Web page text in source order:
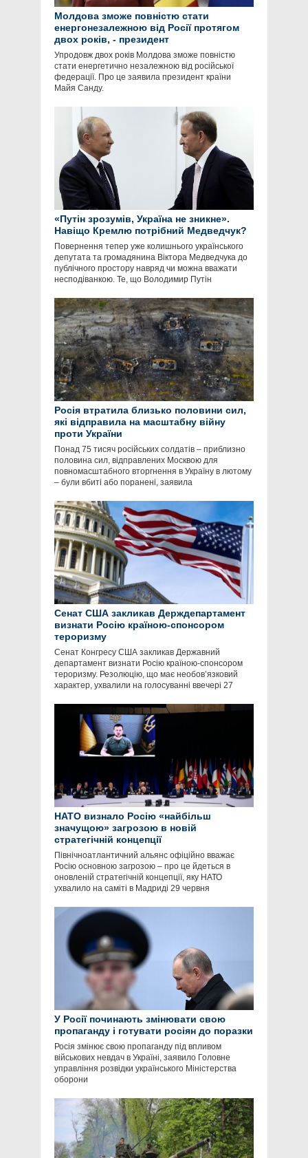
Молдова зможе повністю стати
енергонезалежною від Росії протягом
двох років, - президент
Упродовж двох років Молдова зможе повністю
стати енергетично незалежною від російської
федерації. Про це заявила президент країни
Майя Санду.
«Путін зрозумів, Україна не зникне».
Навіщо Кремлю потрібний Медведчук?
Повернення тепер уже колишнього українського
депутата та громадянина Віктора Медведчука до
публічного простору навряд чи можна вважати
несподіванкою. Те, що Володимир Путін
Росія втратила близько половини сил,
які відправила на масштабну війну
проти України
Понад 75 тисяч російських солдатів – приблизно
половина сил, відправлених Москвою для
повномасштабного вторгнення в Україну в лютому
– були вбиті або поранені, заявила
Сенат США закликав Держдепартамент
визнати Росію країною-спонсором
тероризму
Сенат Конгресу США закликав Державний
департамент визнати Росію країною-спонсором
тероризму. Резолюцію, що має необов’язковий
характер, ухвалили на голосуванні ввечері 27
НАТО визнало Росію «найбільш
значущою» загрозою в новій
стратегічній концепції
Північноатлантичний альянс офіційно вважає
Росію основною загрозою – про це йдеться в
оновленій стратегічній концепції, яку НАТО
ухвалило на саміті в Мадриді 29 червня
У Росії починають змінювати свою
пропаганду і готувати росіян до поразки
Росія змінює свою пропаганду під впливом
військових невдач в Україні, заявило Головне
управління розвідки українського Міністерства
оборони